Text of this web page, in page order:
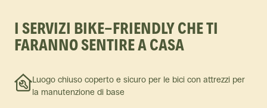
I SERVIZI BIKE-FRIENDLY CHE TI
FARANNO SENTIRE A CASA
Luogo chiuso coperto e sicuro per le bici con attrezzi per
la manutenzione di base